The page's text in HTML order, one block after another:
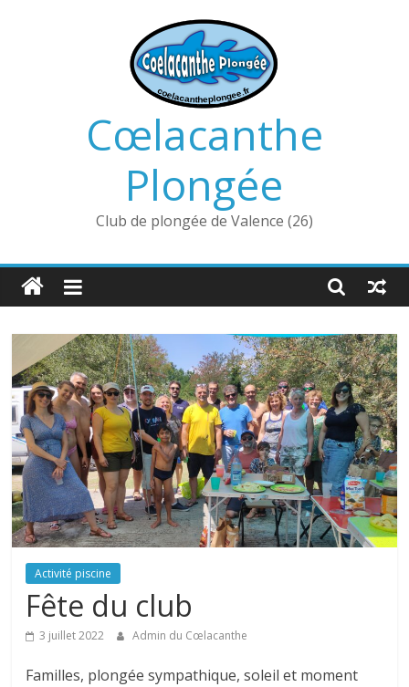
Cœlacanthe
Plongée
Club de plongée de Valence (26)
Activité piscine
Fête du club
3 juillet 2022 Admin du Cœlacanthe
Familles, plongée sympathique, soleil et moment